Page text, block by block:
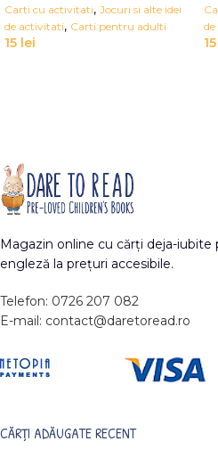
Carti cu activitati, Jocuri si alte idei
de activitati, Carti pentru adulti
15 lei 15
Magazin online cu cărți deja-
engleză la prețuri accesibile.
Telefon: 0726 207 082
E-mail: contact@daretoread.ro
CĂRȚI ADĂUGATE RECENT